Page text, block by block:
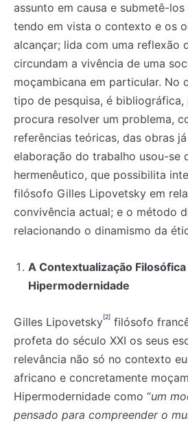
assunto em causa e submetê-
tendo em vista o contexto e os
alcançar; lida com uma reflexão
circundam a vivência de uma
moçambicana em particular. No
tipo de pesquisa, é bibliográfica,
procura resolver um problema,
referências teóricas, das obras
elaboração do trabalho usou-se
hermenêutico, que possibilita
filósofo Gilles Lipovetsky em
convivência actual; e o método
relacionando o dinamismo da
A Contextualização Filosófica
Hipermodernidade
Gilles Lipovetsky[2] filósofo
profeta do século XXI os seus
relevância não só no contexto
africano e concretamente
Hipermodernidade como “um
pensado para compreender o